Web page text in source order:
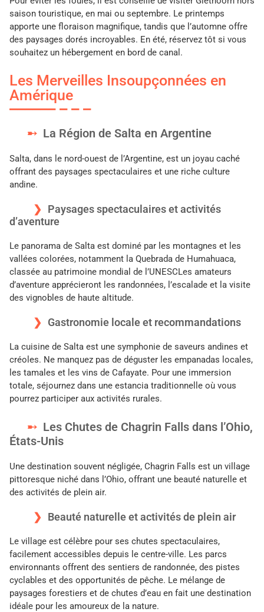
saison touristique, en mai ou septembre. Le printemps
apporte une floraison magnifique, tandis que l’automne offre
des paysages dorés incroyables. En été, réservez tôt si vous
souhaitez un hébergement en bord de canal.
Les Merveilles Insoupçonnées en
Amérique
La Région de Salta en Argentine
Salta, dans le nord-ouest de l’Argentine, est un joyau caché
offrant des paysages spectaculaires et une riche culture
andine.
Paysages spectaculaires et activités
d’aventure
Le panorama de Salta est dominé par les montagnes et les
vallées colorées, notamment la Quebrada de Humahuaca,
classée au patrimoine mondial de l’UNESCLes amateurs
d’aventure apprécieront les randonnées, l’escalade et la visite
des vignobles de haute altitude.
Gastronomie locale et recommandations
La cuisine de Salta est une symphonie de saveurs andines et
créoles. Ne manquez pas de déguster les empanadas locales,
les tamales et les vins de Cafayate. Pour une immersion
totale, séjournez dans une estancia traditionnelle où vous
pourrez participer aux activités rurales.
Les Chutes de Chagrin Falls dans l’Ohio,
États-Unis
Une destination souvent négligée, Chagrin Falls est un village
pittoresque niché dans l’Ohio, offrant une beauté naturelle et
des activités de plein air.
Beauté naturelle et activités de plein air
Le village est célèbre pour ses chutes spectaculaires,
facilement accessibles depuis le centre-ville. Les parcs
environnants offrent des sentiers de randonnée, des pistes
cyclables et des opportunités de pêche. Le mélange de
paysages forestiers et de chutes d’eau en fait une destination
idéale pour les amoureux de la nature.